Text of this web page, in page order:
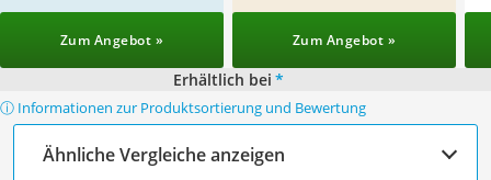
Zum Angebot » Zum Angebot »
Erhältlich bei *
ⓘ Informationen zur Produktsortierung und Bewertung
Ähnliche Vergleiche anzeigen